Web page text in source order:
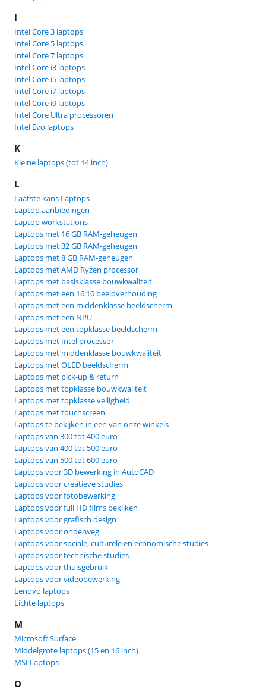
I
Intel Core 3 laptops
Intel Core 5 laptops
Intel Core 7 laptops
Intel Core i3 laptops
Intel Core i5 laptops
Intel Core i7 laptops
Intel Core i9 laptops
Intel Core Ultra processoren
Intel Evo laptops
K
Kleine laptops (tot 14 inch)
L
Laatste kans Laptops
Laptop aanbiedingen
Laptop workstations
Laptops met 16 GB RAM-geheugen
Laptops met 32 GB RAM-geheugen
Laptops met 8 GB RAM-geheugen
Laptops met AMD Ryzen processor
Laptops met basisklasse bouwkwaliteit
Laptops met een 16:10 beeldverhouding
Laptops met een middenklasse beeldscherm
Laptops met een NPU
Laptops met een topklasse beeldscherm
Laptops met Intel processor
Laptops met middenklasse bouwkwaliteit
Laptops met OLED beeldscherm
Laptops met pick-up & return
Laptops met topklasse bouwkwaliteit
Laptops met topklasse veiligheid
Laptops met touchscreen
Laptops te bekijken in een van onze winkels
Laptops van 300 tot 400 euro
Laptops van 400 tot 500 euro
Laptops van 500 tot 600 euro
Laptops voor 3D bewerking in AutoCAD
Laptops voor creatieve studies
Laptops voor fotobewerking
Laptops voor full HD films bekijken
Laptops voor grafisch design
Laptops voor onderweg
Laptops voor sociale, culturele en economische studies
Laptops voor technische studies
Laptops voor thuisgebruik
Laptops voor videobewerking
Lenovo laptops
Lichte laptops
M
Microsoft Surface
Middelgrote laptops (15 en 16 inch)
MSI Laptops
O